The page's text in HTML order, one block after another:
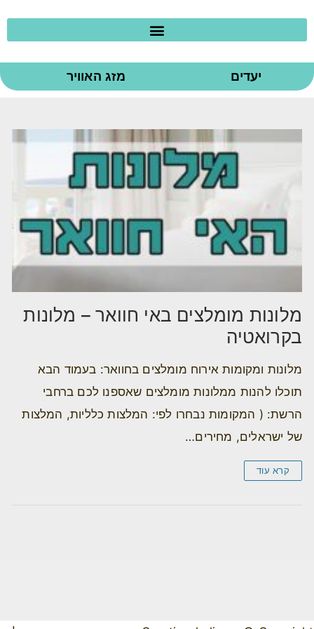
יעדים מזג האוויר
מלונות מומלצים באי חוואר – מלונות
בקרואטיה
מלונות ומקומות אירוח מומלצים בחוואר: בעמוד הבא
תוכלו להנות ממלונות מומלצים שאספנו לכם ברחבי
הרשת: ( המקומות נבחרו לפי: המלצות כלליות, המלצות
של ישראלים, מחירים…
קרא עוד